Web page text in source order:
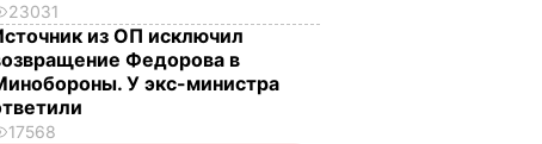
23031
из ОП исключил
Федорова в
У экс-министра
17568